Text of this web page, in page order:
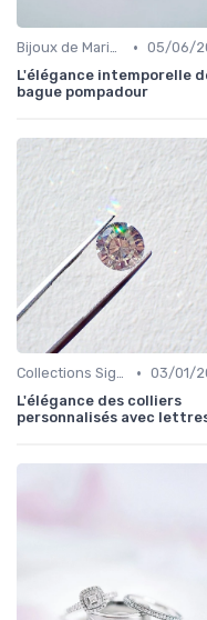
Bijoux de Mariage et de Fiançailles • 05/06/
L'élégance intemporelle
bague pompadour
Collections Signature • 03/01/
L'élégance des colliers
personnalisés avec